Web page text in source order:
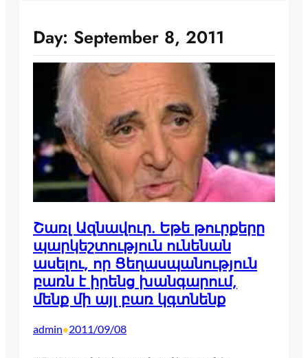
Day: September 8, 2011
Շառլ Ազնավուր. Եթե թուրքերը
պարկեշտություն ունենան
ասելու, որ Ցեղասպանություն
բառն է իրենց խանգարում,
մենք մի այլ բառ կգտնենք
admin•2011/09/08